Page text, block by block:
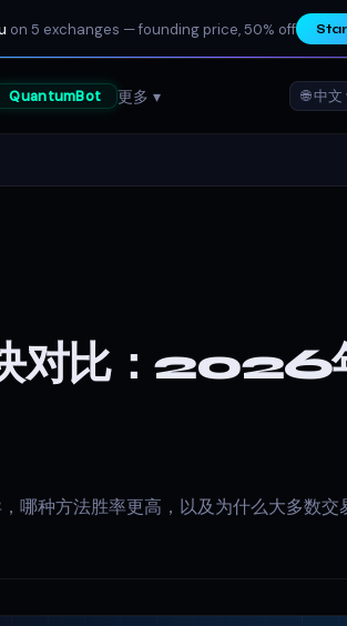
on 5 exchanges — founding price, 50% off
QuantumBot 更多 ▾ 🌐 中文
对比：2026
哪种方法胜率更高，以及为什么大多数交